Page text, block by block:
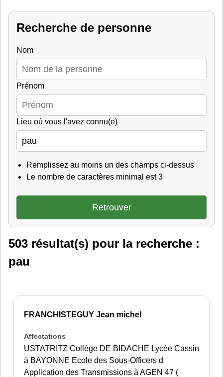
Recherche de personne
Nom
Prénom
Lieu où vous l'avez connu(e)
Remplissez au moins un des champs ci-dessus
Le nombre de caractères minimal est 3
503 résultat(s) pour la recherche :
pau
FRANCHISTEGUY Jean michel
USTATRITZ Collège DE BIDACHE Lycée Cassin
à BAYONNE Ecole des Sous-Officers d
Application des Transmissions à AGEN 47 (